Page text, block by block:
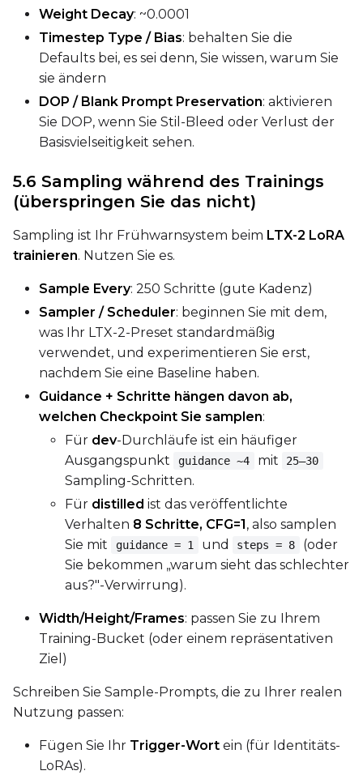
Weight Decay: ~0.0001
Timestep Type / Bias: behalten Sie die
Defaults bei, es sei denn, Sie wissen, warum Sie
sie ändern
DOP / Blank Prompt Preservation: aktivieren
Sie DOP, wenn Sie Stil-Bleed oder Verlust der
Basisvielseitigkeit sehen.
5.6 Sampling während des Trainings
(überspringen Sie das nicht)
Sampling ist Ihr Frühwarnsystem beim LTX-2 LoRA
trainieren. Nutzen Sie es.
Sample Every: 250 Schritte (gute Kadenz)
Sampler / Scheduler: beginnen Sie mit dem,
was Ihr LTX-2-Preset standardmäßig
verwendet, und experimentieren Sie erst,
nachdem Sie eine Baseline haben.
Guidance + Schritte hängen davon ab,
welchen Checkpoint Sie samplen:
Für dev-Durchläufe ist ein häufiger
Ausgangspunkt
guidance ~4 mit 25–30
Sampling-Schritten.
Für distilled ist das veröffentlichte
Verhalten 8 Schritte, CFG=1, also samplen
Sie mit
guidance = 1 und steps = 8
(oder
Sie bekommen „warum sieht das schlechter
aus?"-Verwirrung).
Width/Height/Frames: passen Sie zu Ihrem
Training-Bucket (oder einem repräsentativen
Ziel)
Schreiben Sie Sample-Prompts, die zu Ihrer realen
Nutzung passen:
Fügen Sie Ihr Trigger-Wort ein (für Identitäts-
LoRAs).